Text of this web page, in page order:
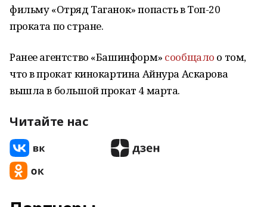
фильму «Отряд Таганок» попасть в Топ-20
проката по стране.
Ранее агентство «Башинформ» сообщало о том,
что в прокат кинокартина Айнура Аскарова
вышла в большой прокат 4 марта.
Читайте нас